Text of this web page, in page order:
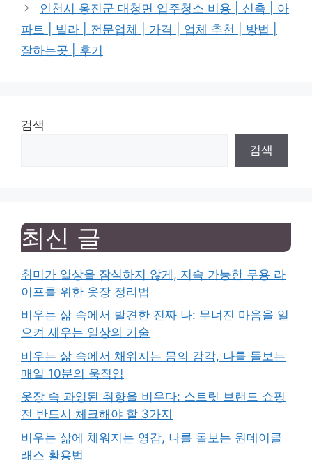
인천시 옹진군 대청면 입주청소 비용 | 신축 | 아
파트 | 빌라 | 전문업체 | 가격 | 업체 추천 | 방법 |
잘하는곳 | 후기
검색
검색
최신 글
취미가 일상을 잠식하지 않게, 지속 가능한 무용 라
이프를 위한 옷장 정리법
비우는 삶 속에서 발견한 진짜 나: 무너진 마음을 일
으켜 세우는 일상의 기술
비우는 삶 속에서 채워지는 몸의 감각, 나를 돌보는
매일 10분의 움직임
옷장 속 과잉된 취향을 비우다: 스트릿 브랜드 쇼핑
전 반드시 체크해야 할 3가지
비우는 삶에 채워지는 영감, 나를 돌보는 원데이클
래스 활용법